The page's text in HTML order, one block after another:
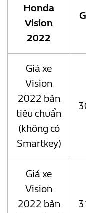
Honda
Vision
2022
Giá xe
Vision
2022 bản
tiêu chuẩn
(không có
Smartkey)
Giá xe
Vision
2022 bản